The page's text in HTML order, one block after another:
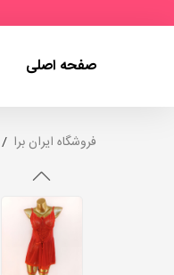
صفحه اصلی
فروشگاه ایران برا